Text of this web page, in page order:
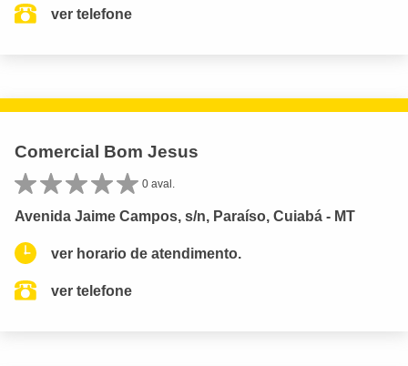
ver telefone
Comercial Bom Jesus
0 aval.
Avenida Jaime Campos, s/n, Paraíso, Cuiabá - MT
ver horario de atendimento.
ver telefone